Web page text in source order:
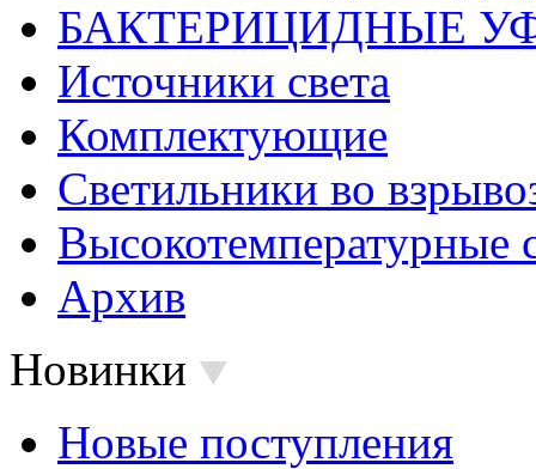
БАКТЕРИЦИДНЫЕ
Источники света
Комплектующие
Светильники во
Высокотемпературные
Архив
Новинки
Новые поступления